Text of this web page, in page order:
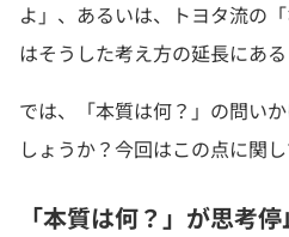
よ」、あるいは、トヨタ流の
はそうした考え方の延長にあ
では、「本質は何？」の問い
しょうか？今回はこの点に関し
「本質は何？」が思考